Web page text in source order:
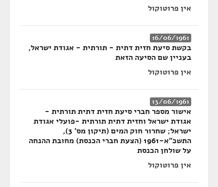
אין פרוטוקול
16/06/1961
בקשת סיעת חזית דתית - תורתית - אגודת ישראל,
בעניין שם הסיעה הזאת
אין פרוטוקול
13/06/1961
אישור מספר חברי סיעת חזית דתית תורתית -
אגודת ישראל וחזית דתית תורתית -פועלי אגודת
ישראל; שחרור חוק המים (תיקון מס' 3),
התשכ"א-1961 (הצעת חברי הכנסת) מחובת ההנחה
על שולחן הכנסת
אין פרוטוקול